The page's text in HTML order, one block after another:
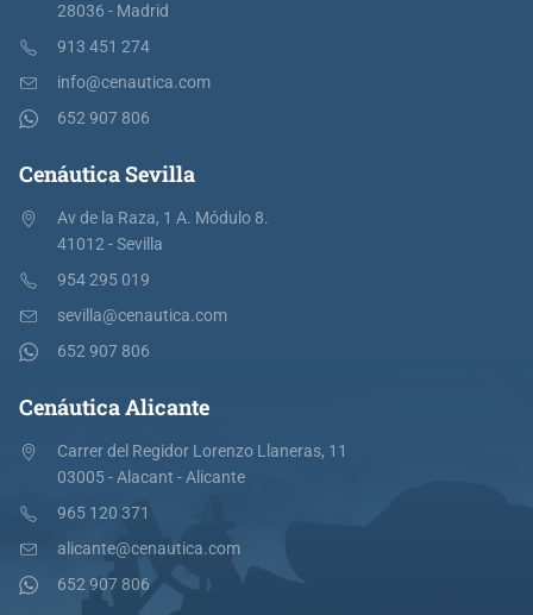
28036 - Madrid
913 451 274
info@cenautica.com
652 907 806
Cenáutica Sevilla
Av de la Raza, 1 A. Módulo 8.
41012 - Sevilla
954 295 019
sevilla@cenautica.com
652 907 806
Cenáutica Alicante
Carrer del Regidor Lorenzo Llaneras, 11
03005 - Alacant - Alicante
965 120 371
alicante@cenautica.com
652 907 806